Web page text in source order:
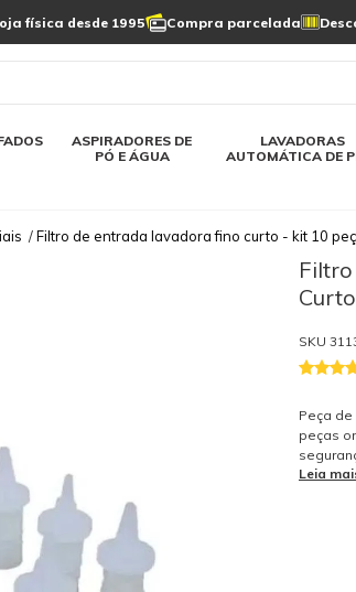
física desde 1995 Compra parcelada
ASPIRADORES DE
PÓ E ÁGUA
Linha a bateria
LAVADORAS
AUTOMÁTICA DE
automática
automática
Varredeiras automática
Limpeza de painel
solar
/Filtro de entrada lavadora fino curto - kit 10
SKU
Peça
peças
tenha
Leia